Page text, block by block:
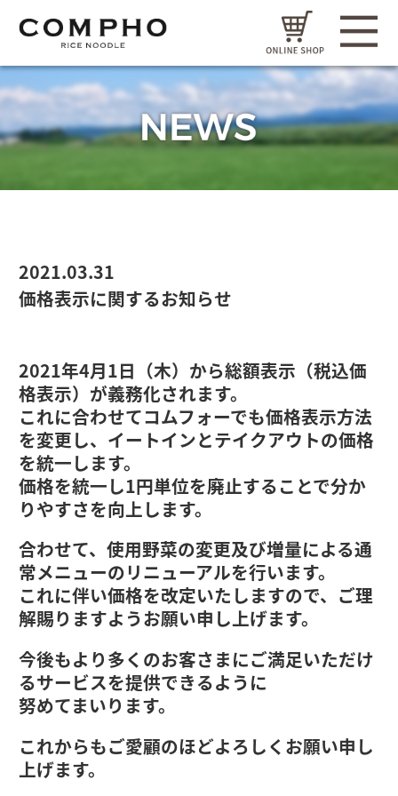
2021.03.31
価格表示に関するお知らせ
2021年4月1日（木）から総額表示（税込価
格表示）が義務化されます。
これに合わせてコムフォーでも価格表示方法
を変更し、イートインとテイクアウトの価格
を統一します。
価格を統一し1円単位を廃止することで分か
りやすさを向上します。
合わせて、使用野菜の変更及び増量による通
常メニューのリニューアルを行います。
これに伴い価格を改定いたしますので、ご理
解賜りますようお願い申し上げます。
今後もより多くのお客さまにご満足いただけ
るサービスを提供できるように
努めてまいります。
これからもご愛顧のほどよろしくお願い申し
上げます。